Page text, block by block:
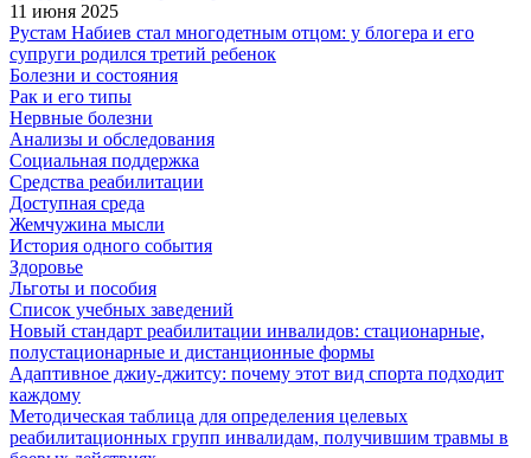
11 июня 2025
Рустам Набиев стал многодетным отцом: у блогера и его
супруги родился третий ребенок
Болезни и состояния
Рак и его типы
Нервные болезни
Анализы и обследования
Социальная поддержка
Средства реабилитации
Доступная среда
Жемчужина мысли
История одного события
Здоровье
Льготы и пособия
Список учебных заведений
Новый стандарт реабилитации инвалидов: стационарные,
полустационарные и дистанционные формы
Адаптивное джиу-джитсу: почему этот вид спорта подходит
каждому
Методическая таблица для определения целевых
реабилитационных групп инвалидам, получившим травмы в